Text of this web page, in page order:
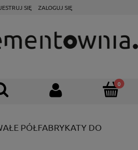
SIĘ ZALOGUJ SIĘ
PÓŁFABRYKATY DO